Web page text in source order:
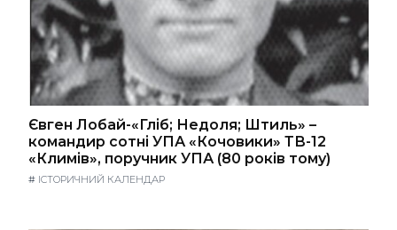
Євген Лобай-«Гліб; Недоля; Штиль» –
командир сотні УПА «Кочовики» ТВ-12
«Климів», поручник УПА (80 років тому)
# ІСТОРИЧНИЙ КАЛЕНДАР